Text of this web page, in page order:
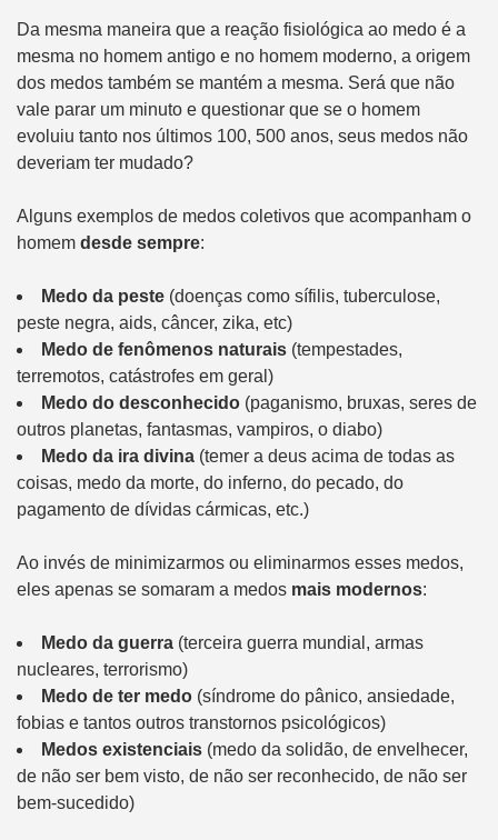
Da mesma maneira que a reação fisiológica ao medo é a
mesma no homem antigo e no homem moderno, a origem
dos medos também se mantém a mesma. Será que não
vale parar um minuto e questionar que se o homem
evoluiu tanto nos últimos 100, 500 anos, seus medos não
deveriam ter mudado?
Alguns exemplos de medos coletivos que acompanham o
homem desde sempre:
Medo da peste(doenças como sífilis, tuberculose,
peste negra, aids, câncer, zika, etc)
Medo de fenômenos naturais(tempestades,
terremotos, catástrofes em geral)
Medo do desconhecido(paganismo, bruxas, seres de
outros planetas, fantasmas, vampiros, o diabo)
Medo da ira divina(temer a deus acima de todas as
coisas, medo da morte, do inferno, do pecado, do
pagamento de dívidas cármicas, etc.)
Ao invés de minimizarmos ou eliminarmos esses medos,
eles apenas se somaram a medosmais modernos:
Medo da guerra(terceira guerra mundial, armas
nucleares, terrorismo)
Medo de ter medo(síndrome do pânico, ansiedade,
fobias e tantos outros transtornos psicológicos)
Medos existenciais(medo da solidão, de envelhecer,
de não ser bem visto, de não ser reconhecido, de não ser
bem-sucedido)